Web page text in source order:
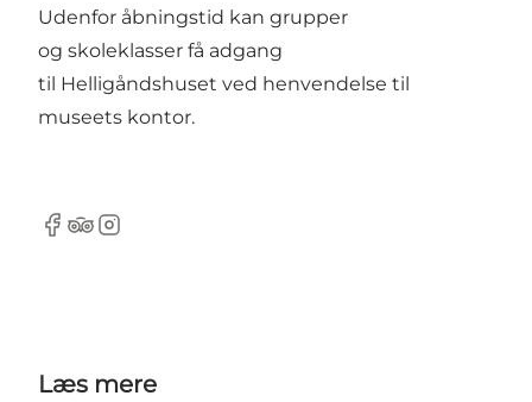
Udenfor åbningstid kan grupper
og skoleklasser få adgang
til Helligåndshuset ved henvendelse til
museets kontor.
Facebook
TripAdvisor
Instagram
Læs mere